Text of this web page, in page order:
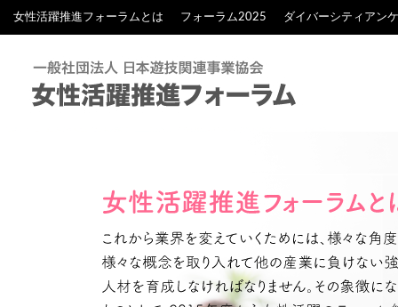
女性活躍推進フォーラムとは フォーラム2025 ダイバーシティアン